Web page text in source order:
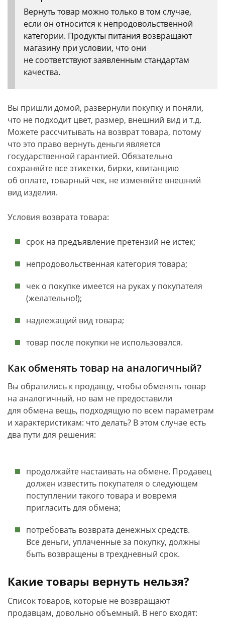
Вернуть товар можно только в том случае,
если он относится к непродовольственной
категории. Продукты питания возвращают
магазину при условии, что они
не соответствуют заявленным стандартам
качества.
Вы пришли домой, развернули покупку и поняли,
что не подходит цвет, размер, внешний вид и т.д.
Можете рассчитывать на возврат товара, потому
что это право вернуть деньги является
государственной гарантией. Обязательно
сохраняйте все этикетки, бирки, квитанцию
об оплате, товарный чек, не изменяйте внешний
вид изделия.
Условия возврата товара:
срок на предъявление претензий не истек;
непродовольственная категория товара;
чек о покупке имеется на руках у покупателя
(желательно!);
надлежащий вид товара;
товар после покупки не использовался.
Как обменять товар на аналогичный?
Вы обратились к продавцу, чтобы обменять товар
на аналогичный, но вам не предоставили
для обмена вещь, подходящую по всем параметрам
и характеристикам: что делать? В этом случае есть
два пути для решения:
продолжайте настаивать на обмене. Продавец
должен известить покупателя о следующем
поступлении такого товара и вовремя
пригласить для обмена;
потребовать возврата денежных средств.
Все деньги, уплаченные за покупку, должны
быть возвращены в трехдневный срок.
Какие товары вернуть нельзя?
Список товаров, которые не возвращают
продавцам, довольно объемный. В него входят: